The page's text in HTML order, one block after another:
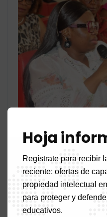
Hoja
Regístrate para recibir
reciente; ofertas de
propiedad intelectual
para proteger y
educativos.